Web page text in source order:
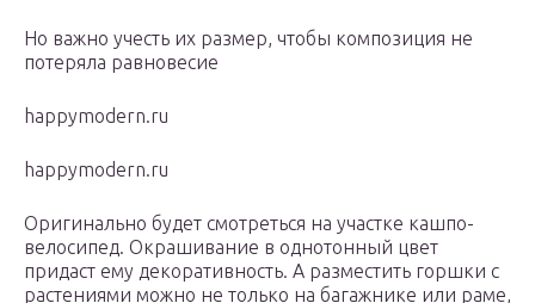
Но важно учесть их размер, чтобы композиция не
потеряла равновесие
happymodern.ru
happymodern.ru
Оригинально будет смотреться на участке кашпо-
велосипед. Окрашивание в однотонный цвет
придаст ему декоративность. А разместить горшки с
растениями можно не только на багажнике или раме,